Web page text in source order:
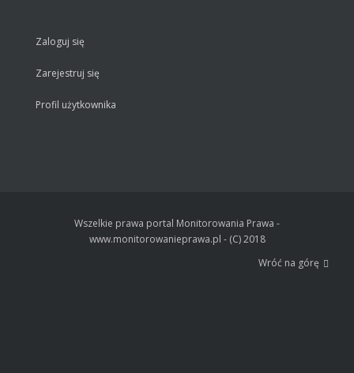
Zaloguj się
Zarejestruj się
Profil użytkownika
Wszelkie prawa portal Monitorowania Prawa -
www.monitorowanieprawa.pl - (C) 2018
Wróć na górę